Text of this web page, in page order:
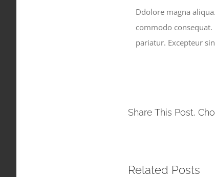
Ddolore magna
commodo
pariatur. Excepteur
Share This Post,
Related Posts